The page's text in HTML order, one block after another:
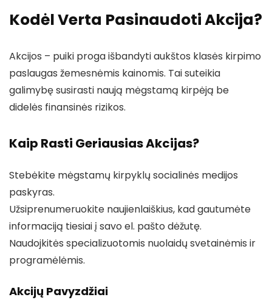
Kodėl Verta Pasinaudoti Akcija?
Akcijos – puiki proga išbandyti aukštos klasės kirpimo
paslaugas žemesnėmis kainomis. Tai suteikia
galimybę susirasti naują mėgstamą kirpėją be
didelės finansinės rizikos.
Kaip Rasti Geriausias Akcijas?
Stebėkite mėgstamų kirpyklų socialinės medijos
paskyras.
Užsiprenumeruokite naujienlaiškius, kad gautumėte
informaciją tiesiai į savo el. pašto dėžutę.
Naudojkitės specializuotomis nuolaidų svetainėmis ir
programėlėmis.
Akcijų Pavyzdžiai